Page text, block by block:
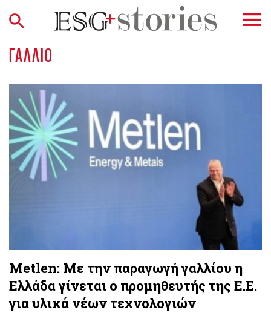
ΓΆΛΛΙΟ
Metlen: Με την παραγωγή γαλλίου η
Ελλάδα γίνεται ο προμηθευτής της Ε.Ε.
για υλικά νέων τεχνολογιών